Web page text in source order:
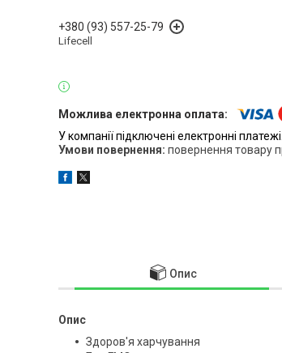
+380 (93) 557-25-79
Lifecell
У компанії підключені електронні
повернення товару
Опис
Опис
Здоров'я харчування